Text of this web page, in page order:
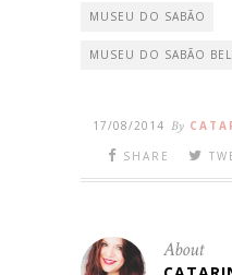
MUSEU DO SABÃO
MUSEU DO SABÃO
17/08/2014 By
SHARE
About